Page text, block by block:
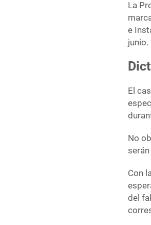
La
e
junio.
El
No
Con
del